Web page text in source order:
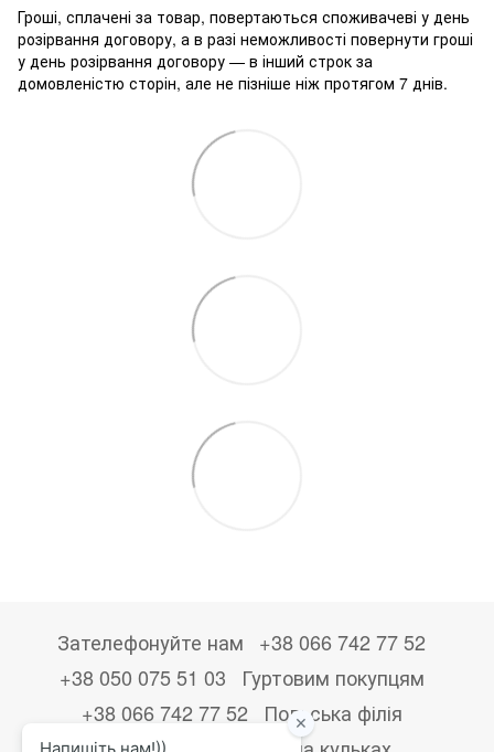
Гроші, сплачені за товар, повертаються споживачеві у день
розірвання договору, а в разі неможливості повернути гроші
у день розірвання договору — в інший строк за
домовленістю сторін, але не пізніше ніж протягом 7 днів.
Зателефонуйте нам
+38 066 742 77 52
+38 050 075 51 03
Гуртовим покупцям
+38 066 742 77 52
Польська філія